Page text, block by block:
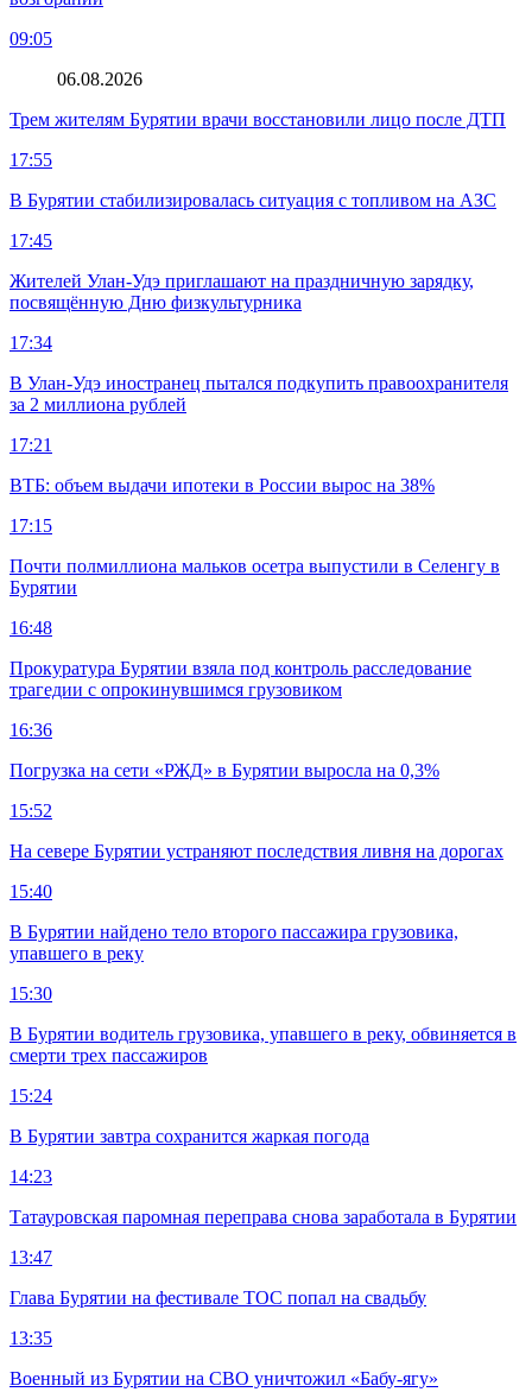
09:05
06.08.2026
Трем жителям Бурятии врачи восстановили лицо после ДТП
17:55
В Бурятии стабилизировалась ситуация с топливом на АЗС
17:45
Жителей Улан-Удэ приглашают на праздничную зарядку,
посвящённую Дню физкультурника
17:34
В Улан-Удэ иностранец пытался подкупить правоохранителя
за 2 миллиона рублей
17:21
ВТБ: объем выдачи ипотеки в России вырос на 38%
17:15
Почти полмиллиона мальков осетра выпустили в Селенгу в
Бурятии
16:48
Прокуратура Бурятии взяла под контроль расследование
трагедии с опрокинувшимся грузовиком
16:36
Погрузка на сети «РЖД» в Бурятии выросла на 0,3%
15:52
На севере Бурятии устраняют последствия ливня на дорогах
15:40
В Бурятии найдено тело второго пассажира грузовика,
упавшего в реку
15:30
В Бурятии водитель грузовика, упавшего в реку, обвиняется в
смерти трех пассажиров
15:24
В Бурятии завтра сохранится жаркая погода
14:23
Татауровская паромная переправа снова заработала в Бурятии
13:47
Глава Бурятии на фестивале ТОС попал на свадьбу
13:35
Военный из Бурятии на СВО уничтожил «Бабу-ягу»